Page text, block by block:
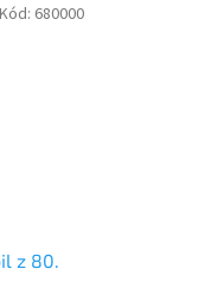
z 80.
Kód: 680000